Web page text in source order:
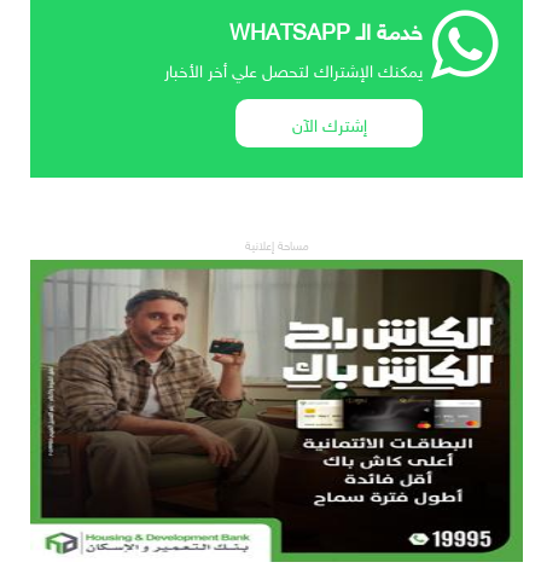
خدمة الـ WHATSAPP
يمكنك الإشتراك لتحصل علي أخر الأخبار
إشترك الآن
مساحة إعلانية